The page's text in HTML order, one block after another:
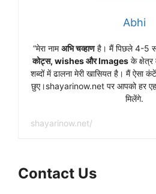
Abhi
“मेरा नामअभि चव्हाणहै। मैं पिछले 4-5
कोट्स, wishes और Imagesके क्षेत्र
शब्दों में ढालना मेरी खासियत है। मैं ऐसा
छुए।shayarinow.net पर आपको हर
मिलेंगे.
shayarinow.net/
Contact Us